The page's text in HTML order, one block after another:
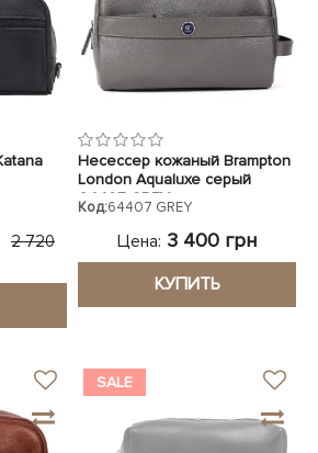
2 720
Несессер кожаный Brampton
London Aqualuxe серый
64407 GREY
Код:64407 GREY
Цена: 3 400 грн
КУПИТЬ
SALE